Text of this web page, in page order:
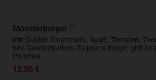
Monsterburger
mit Dubble Rindfleisch, Salat, Tomaten,
und Gewürzgurken. Zu jedem Burger gibt es
Pommes
12,50 €